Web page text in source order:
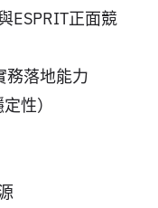
ESPRIT正面競
務落地能力
性）